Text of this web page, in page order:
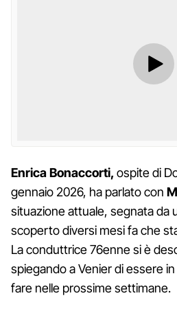
Enrica Bonaccorti, ospite di
gennaio 2026, ha parlato con
situazione attuale, segnata da
scoperto diversi mesi fa che
La conduttrice 76enne si è
spiegando a Venier di essere
fare nelle prossime settimane.